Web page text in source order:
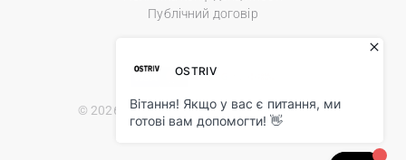
Публічний договір
© 2026 Ostriv.ua Store. All Rights Reserved.